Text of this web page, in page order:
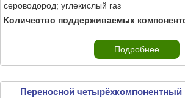
сероводород; углекислый газ
Количество поддерживаемых
Подробнее
Переносной четырёхкомпонентный